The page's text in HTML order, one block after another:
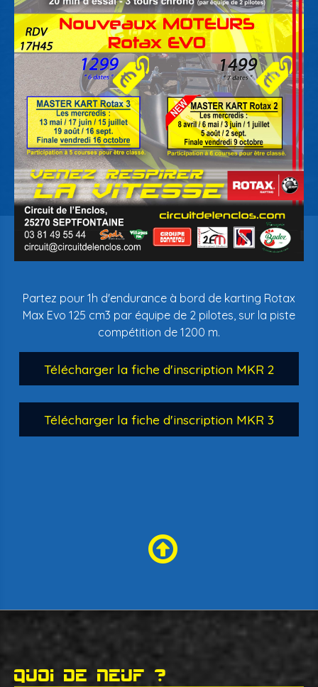
Partez pour 1h d'endurance à bord de karting Rotax
Max Evo 125 cm3 par équipe de 2 pilotes, sur la piste
compétition de 1200 m.
Télécharger la fiche d'inscription MKR 2
Télécharger la fiche d'inscription MKR 3
Quoi de neuf ?